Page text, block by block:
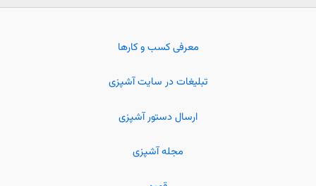
معرفی کسب و کارها
تبلیغات در سایت آشپزی
ارسال دستور آشپزی
مجله آشپزی